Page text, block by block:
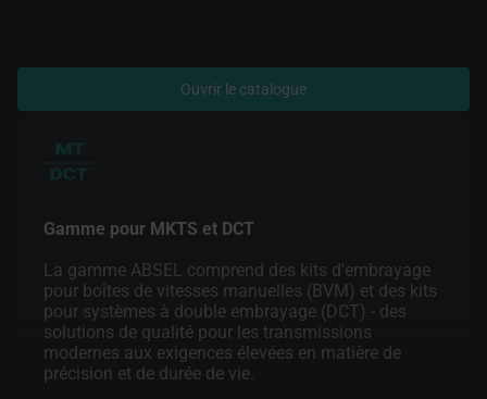
Ouvrir le catalogue
Gamme pour MKTS et DCT
La gamme ABSEL comprend des kits d'embrayage
pour boîtes de vitesses manuelles (BVM) et des kits
pour systèmes à double embrayage (DCT) - des
solutions de qualité pour les transmissions
modernes aux exigences élevées en matière de
précision et de durée de vie.